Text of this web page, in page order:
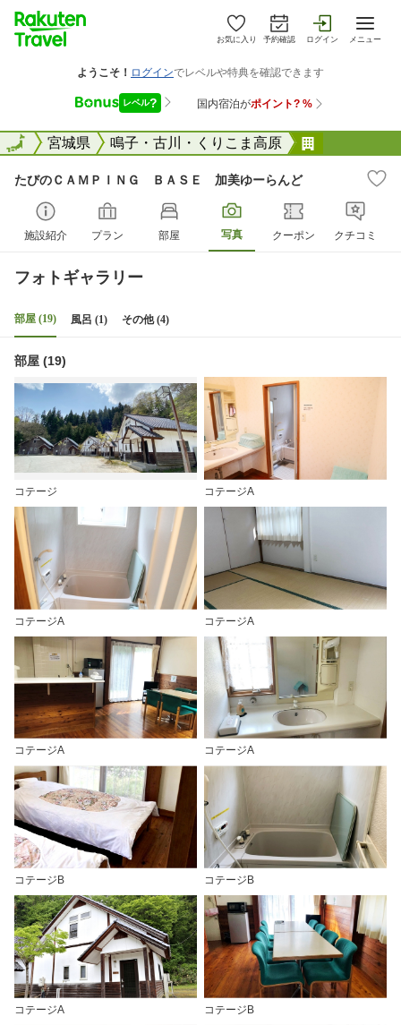
お気に入り 予約確認 ログイン メニュー
全国宮城県 鳴子・古川・くりこま高原
全国
たびのＣＡＭＰＩＮＧ ＢＡＳＥ 加美ゆーらんど
施設紹介 プラン 部屋 写真 クーポン クチコミ
フォトギャラリー
部屋 (19) 風呂 (1) その他 (4)
部屋 (19)
コテージ コテージA
コテージA コテージA
コテージA コテージA
コテージB コテージB
コテージA コテージB